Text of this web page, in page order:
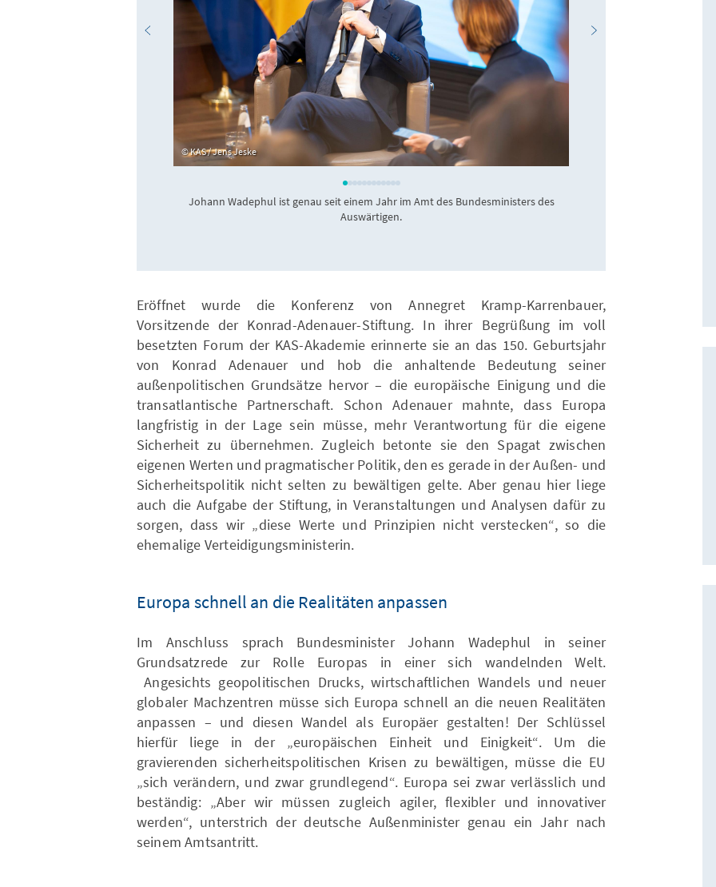
KAS / Jens Jeske
Johann Wadephul ist genau seit einem Jahr im Amt des Bundesministers des
Auswärtigen.
diplomatischen
Eröffnet wurde die Konferenz von Annegret Kramp-Karrenbauer,
Vorsitzende der Konrad-Adenauer-Stiftung. In ihrer Begrüßung im voll
besetzten Forum der KAS-Akademie erinnerte sie an das 150. Geburtsjahr
von Konrad Adenauer und hob die anhaltende Bedeutung seiner
außenpolitischen Grundsätze hervor – die europäische Einigung und die
transatlantische Partnerschaft. Schon Adenauer mahnte, dass Europa
langfristig in der Lage sein müsse, mehr Verantwortung für die eigene
Sicherheit zu übernehmen. Zugleich betonte sie den Spagat zwischen
eigenen Werten und pragmatischer Politik, den es gerade in der Außen- und
Sicherheitspolitik nicht selten zu bewältigen gelte. Aber genau hier liege
auch die Aufgabe der Stiftung, in Veranstaltungen und Analysen dafür zu
sorgen, dass wir „diese Werte und Prinzipien nicht verstecken“, so die
ehemalige Verteidigungsministerin.
Europa schnell an die Realitäten anpassen
Im Anschluss sprach Bundesminister Johann Wadephul in seiner
Grundsatzrede zur Rolle Europas in einer sich wandelnden Welt.
Angesichts geopolitischen Drucks, wirtschaftlichen Wandels und neuer
globaler Machzentren müsse sich Europa schnell an die neuen Realitäten
anpassen – und diesen Wandel als Europäer gestalten! Der Schlüssel
hierfür liege in der „europäischen Einheit und Einigkeit“. Um die
gravierenden sicherheitspolitischen Krisen zu bewältigen, müsse die EU
„sich verändern, und zwar grundlegend“. Europa sei zwar verlässlich und
beständig: „Aber wir müssen zugleich agiler, flexibler und innovativer
werden“, unterstrich der deutsche Außenminister genau ein Jahr nach
seinem Amtsantritt.